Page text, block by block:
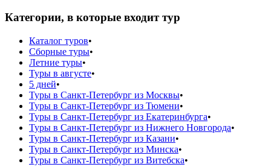
Категории, в которые входит тур
Каталог туров•
Сборные туры•
Летние туры•
Туры в августе•
5 дней•
Туры в Санкт-Петербург из Москвы•
Туры в Санкт-Петербург из Тюмени•
Туры в Санкт-Петербург из Екатеринбурга•
Туры в Санкт-Петербург из Нижнего Новгорода•
Туры в Санкт-Петербург из Казани•
Туры в Санкт-Петербург из Минска•
Туры в Санкт-Петербург из Витебска•